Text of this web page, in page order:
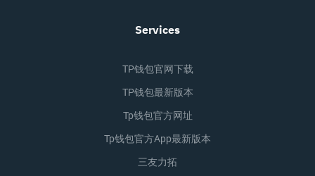
Services
TP钱包官网下载
TP钱包最新版本
Tp钱包官方网址
Tp钱包官方app最新版本
三友力拓